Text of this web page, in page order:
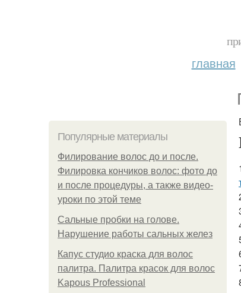
главная
Популярные материалы
Филирование волос до и после.
Филировка кончиков волос: фото до
и после процедуры, а также видео-
уроки по этой теме
Сальные пробки на голове.
Нарушение работы сальных желез
Капус студио краска для волос
палитра. Палитра красок для волос
Kapous Professional